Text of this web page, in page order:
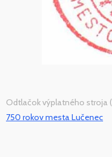
Odtlačok výplatného stroja
750 rokov mesta Lučenec